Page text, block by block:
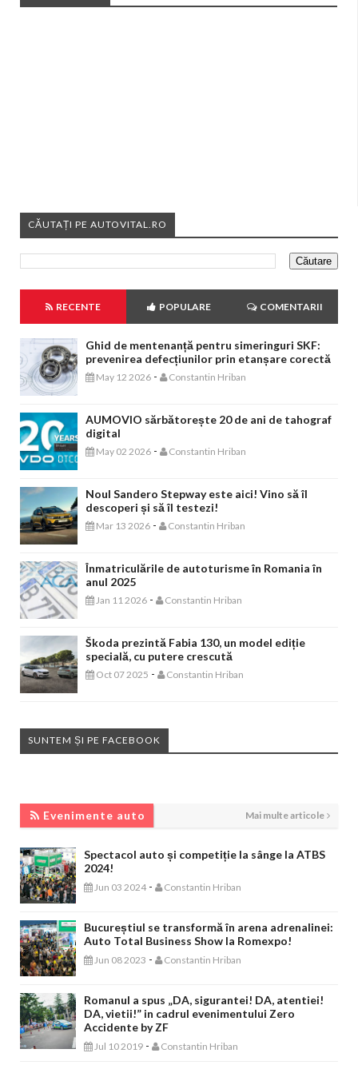
CĂUTAȚI PE AUTOVITAL.RO
RECENTE POPULARE COMENTARII
Ghid de mentenanță pentru simeringuri SKF:
prevenirea defecțiunilor prin etanșare corectă
May 12 2026 - Constantin Hriban
AUMOVIO sărbătorește 20 de ani de tahograf
digital
May 02 2026 - Constantin Hriban
Noul Sandero Stepway este aici! Vino să îl
descoperi și să îl testezi!
Mar 13 2026 - Constantin Hriban
Înmatriculările de autoturisme în Romania în
anul 2025
Jan 11 2026 - Constantin Hriban
Škoda prezintă Fabia 130, un model ediție
specială, cu putere crescută
Oct 07 2025 - Constantin Hriban
SUNTEM ȘI PE FACEBOOK
Evenimente auto Mai multe articole
Spectacol auto și competiție la sânge la ATBS
2024!
Jun 03 2024 - Constantin Hriban
Bucureștiul se transformă în arena adrenalinei:
Auto Total Business Show la Romexpo!
Jun 08 2023 - Constantin Hriban
Romanul a spus „DA, sigurantei! DA, atentiei!
DA, vietii!” in cadrul evenimentului Zero
Accidente by ZF
Jul 10 2019 - Constantin Hriban